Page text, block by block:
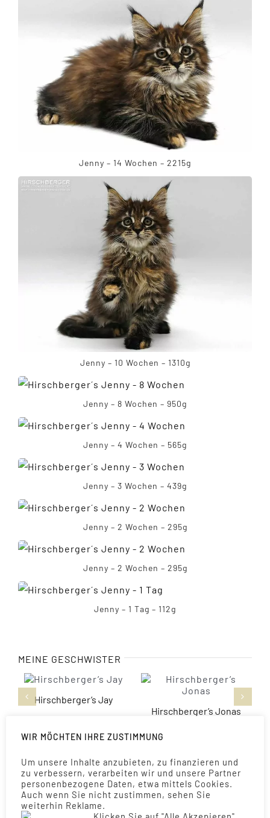
Jenny – 14 Wochen – 2215g
Jenny – 10 Wochen – 1310g
Jenny – 8 Wochen – 950g
Jenny – 4 Wochen – 565g
Jenny – 3 Wochen – 439g
Jenny – 2 Wochen – 295g
Jenny – 2 Wochen – 295g
Jenny – 1 Tag – 112g
MEINE GESCHWISTER
Hirschberger’s Jay
Hirschberger’s Jonas
Es gefällt Dir? Bitte teilen.
WIR MÖCHTEN IHRE ZUSTIMMUNG
Um unsere Inhalte anzubieten, zu finanzieren und
zu verbessern, verarbeiten wir und unsere Partner
personenbezogene Daten, etwa mittels Cookies.
Auch wenn Sie nicht zustimmen, sehen Sie
weiterhin Reklame.